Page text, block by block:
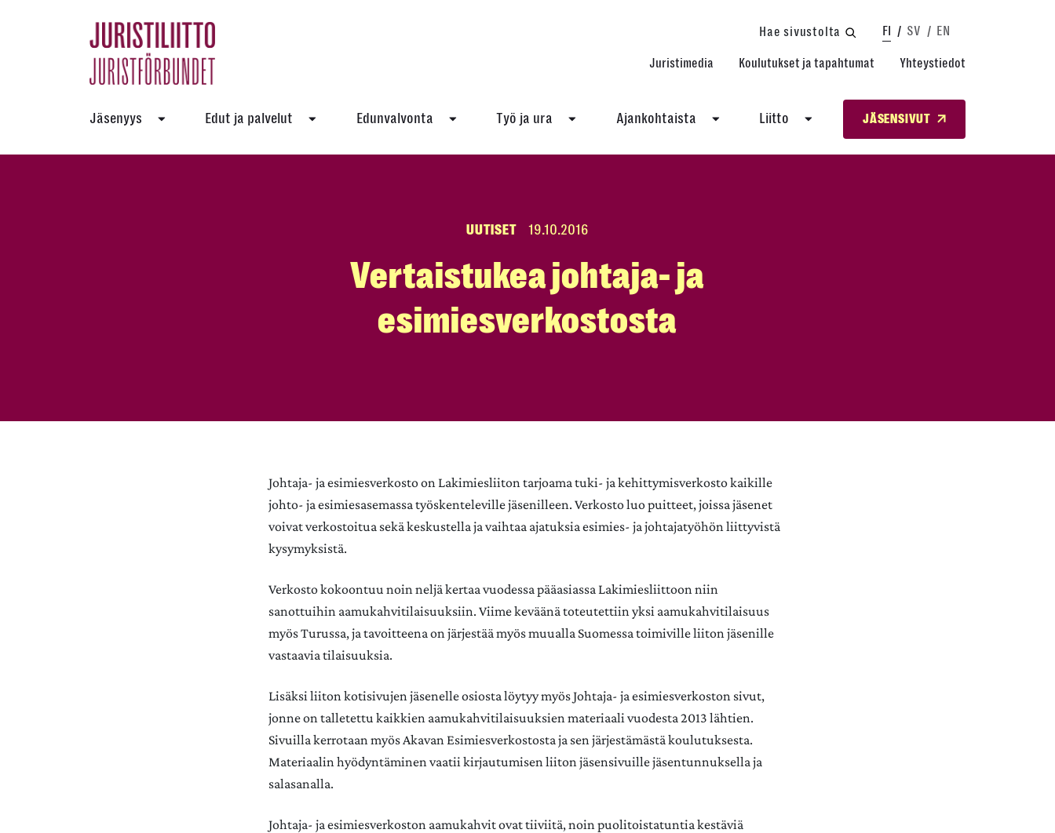
Hae sivustolta FI SV EN
Juristimedia Koulutukset ja tapahtumat Yhteystiedot
Jäsenyys Edut ja palvelut Edunvalvonta Työ ja ura Ajankohtaista Liitto JÄSENSIVUT
UUTISET 19.10.2016
Vertaistukea johtaja- ja
esimiesverkostosta
Johtaja- ja esimiesverkosto on Lakimiesliiton tarjoama tuki- ja kehittymisverkosto kaikille
johto- ja esimiesasemassa työskenteleville jäsenilleen. Verkosto luo puitteet, joissa jäsenet
voivat verkostoitua sekä keskustella ja vaihtaa ajatuksia esimies- ja johtajatyöhön liittyvistä
kysymyksistä.
Verkosto kokoontuu noin neljä kertaa vuodessa pääasiassa Lakimiesliittoon niin
sanottuihin aamukahvitilaisuuksiin. Viime keväänä toteutettiin yksi aamukahvitilaisuus
myös Turussa, ja tavoitteena on järjestää myös muualla Suomessa toimiville liiton jäsenille
vastaavia tilaisuuksia.
Lisäksi liiton kotisivujen jäsenelle osiosta löytyy myös Johtaja- ja esimiesverkoston sivut,
jonne on talletettu kaikkien aamukahvitilaisuuksien materiaali vuodesta 2013 lähtien.
Sivuilla kerrotaan myös Akavan Esimiesverkostosta ja sen järjestämästä koulutuksesta.
Materiaalin hyödyntäminen vaatii kirjautumisen liiton jäsensivuille jäsentunnuksella ja
salasanalla.
Johtaja- ja esimiesverkoston aamukahvit ovat tiiviitä, noin puolitoistatuntia kestäviä